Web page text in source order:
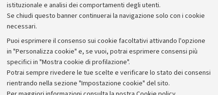
istituzionale e analisi dei comportamenti degli utenti.
Se chiudi questo banner continuerai la navigazione solo con i cookie
necessari.
Puoi esprimere il consenso sui cookie facoltativi attivando l'opzione
in "Personalizza cookie" e, se vuoi, potrai esprimere consensi più
specifici in "Mostra cookie di profilazione".
Potrai sempre rivedere le tue scelte e verificare lo stato dei consensi
rientrando nella sezione "Impostazione cookie" del sito.
Archivio
Comunicati stampa
Redazione
Rassegna stampa